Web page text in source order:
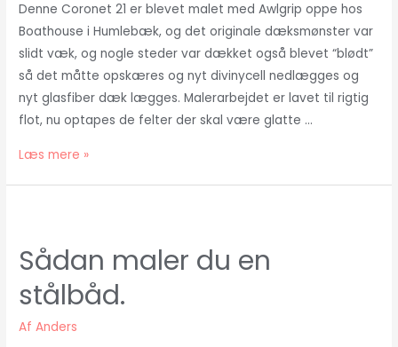
Denne Coronet 21 er blevet malet med Awlgrip oppe hos
Boathouse i Humlebæk, og det originale dæksmønster var
slidt væk, og nogle steder var dækket også blevet “blødt”
så det måtte opskæres og nyt divinycell nedlægges og
nyt glasfiber dæk lægges. Malerarbejdet er lavet til rigtig
flot, nu optapes de felter der skal være glatte …
Sådan
skridsikker
maling
samme
Læs mere »
Sådan maler du en
stålbåd.
AfAnders